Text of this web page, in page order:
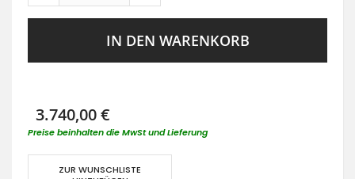
IN DEN WARENKORB
3.740,00 €
Preise beinhalten die MwSt und Lieferung
ZUR WUNSCHLISTE